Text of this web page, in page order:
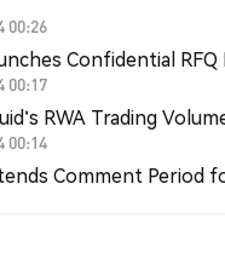
00:26
Confidential
00:17
RWA Trading
00:14
Comment Period